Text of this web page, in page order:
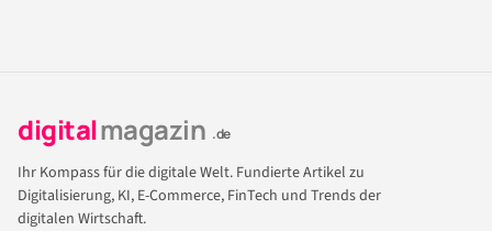
digitalmagazin .de
Ihr Kompass für die digitale Welt. Fundierte Artikel zu
Digitalisierung, KI, E-Commerce, FinTech und Trends der
digitalen Wirtschaft.